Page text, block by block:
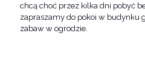
chcą choć przez kilka dni pobyć
zapraszamy do pokoi w budynku
zabaw w ogrodzie.